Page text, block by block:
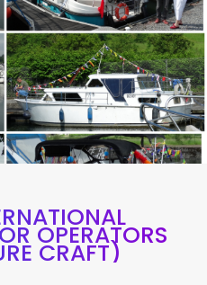
OPERATORS
CRAFT)